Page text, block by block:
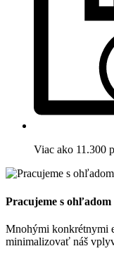
Viac ako 11.300
Pracujeme s
Mnohými konkrétnymi
minimalizovať náš